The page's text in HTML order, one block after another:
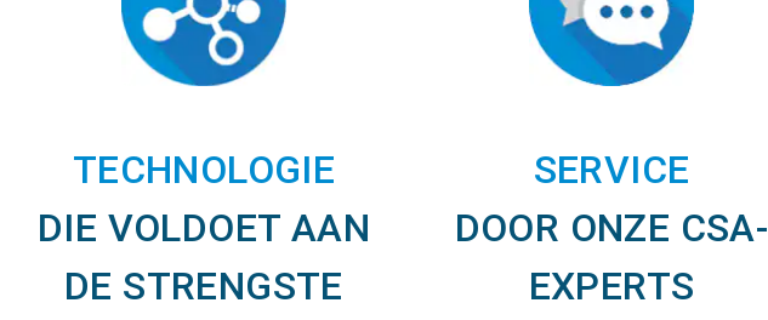
TECHNOLOGIE
DIE VOLDOET AAN
DE STRENGSTE
SERVICE
DOOR ONZE CSA-
EXPERTS